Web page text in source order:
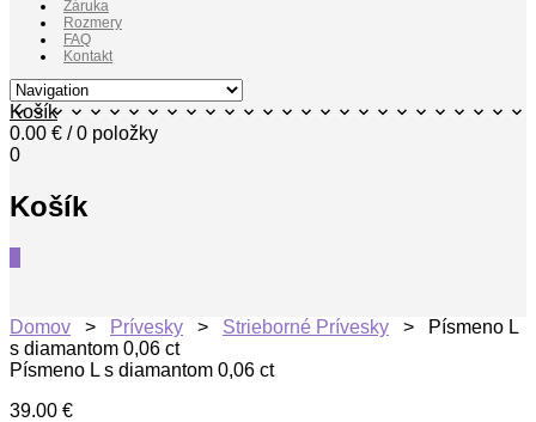
Záruka
Rozmery
FAQ
Kontakt
Košík
0.00 € / 0 položky
0
Košík
Domov > Prívesky > Strieborné Prívesky > Písmeno L
s diamantom 0,06 ct
Písmeno L s diamantom 0,06 ct
39.00 €